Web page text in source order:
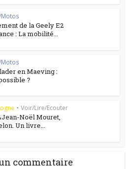
de la Geely E2
: La mobilité...
en Maeving :
?
• Voir/Lire/Ecouter
Noël Mouret,
Un livre...
commentaire